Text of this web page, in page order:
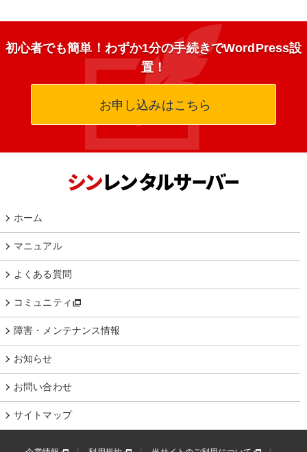
初心者でも簡単！わずか1分の手続きでWordPress設
置！
お申し込みはこちら
ホーム
マニュアル
よくある質問
コミュニティ
障害・メンテナンス情報
お知らせ
お問い合わせ
サイトマップ